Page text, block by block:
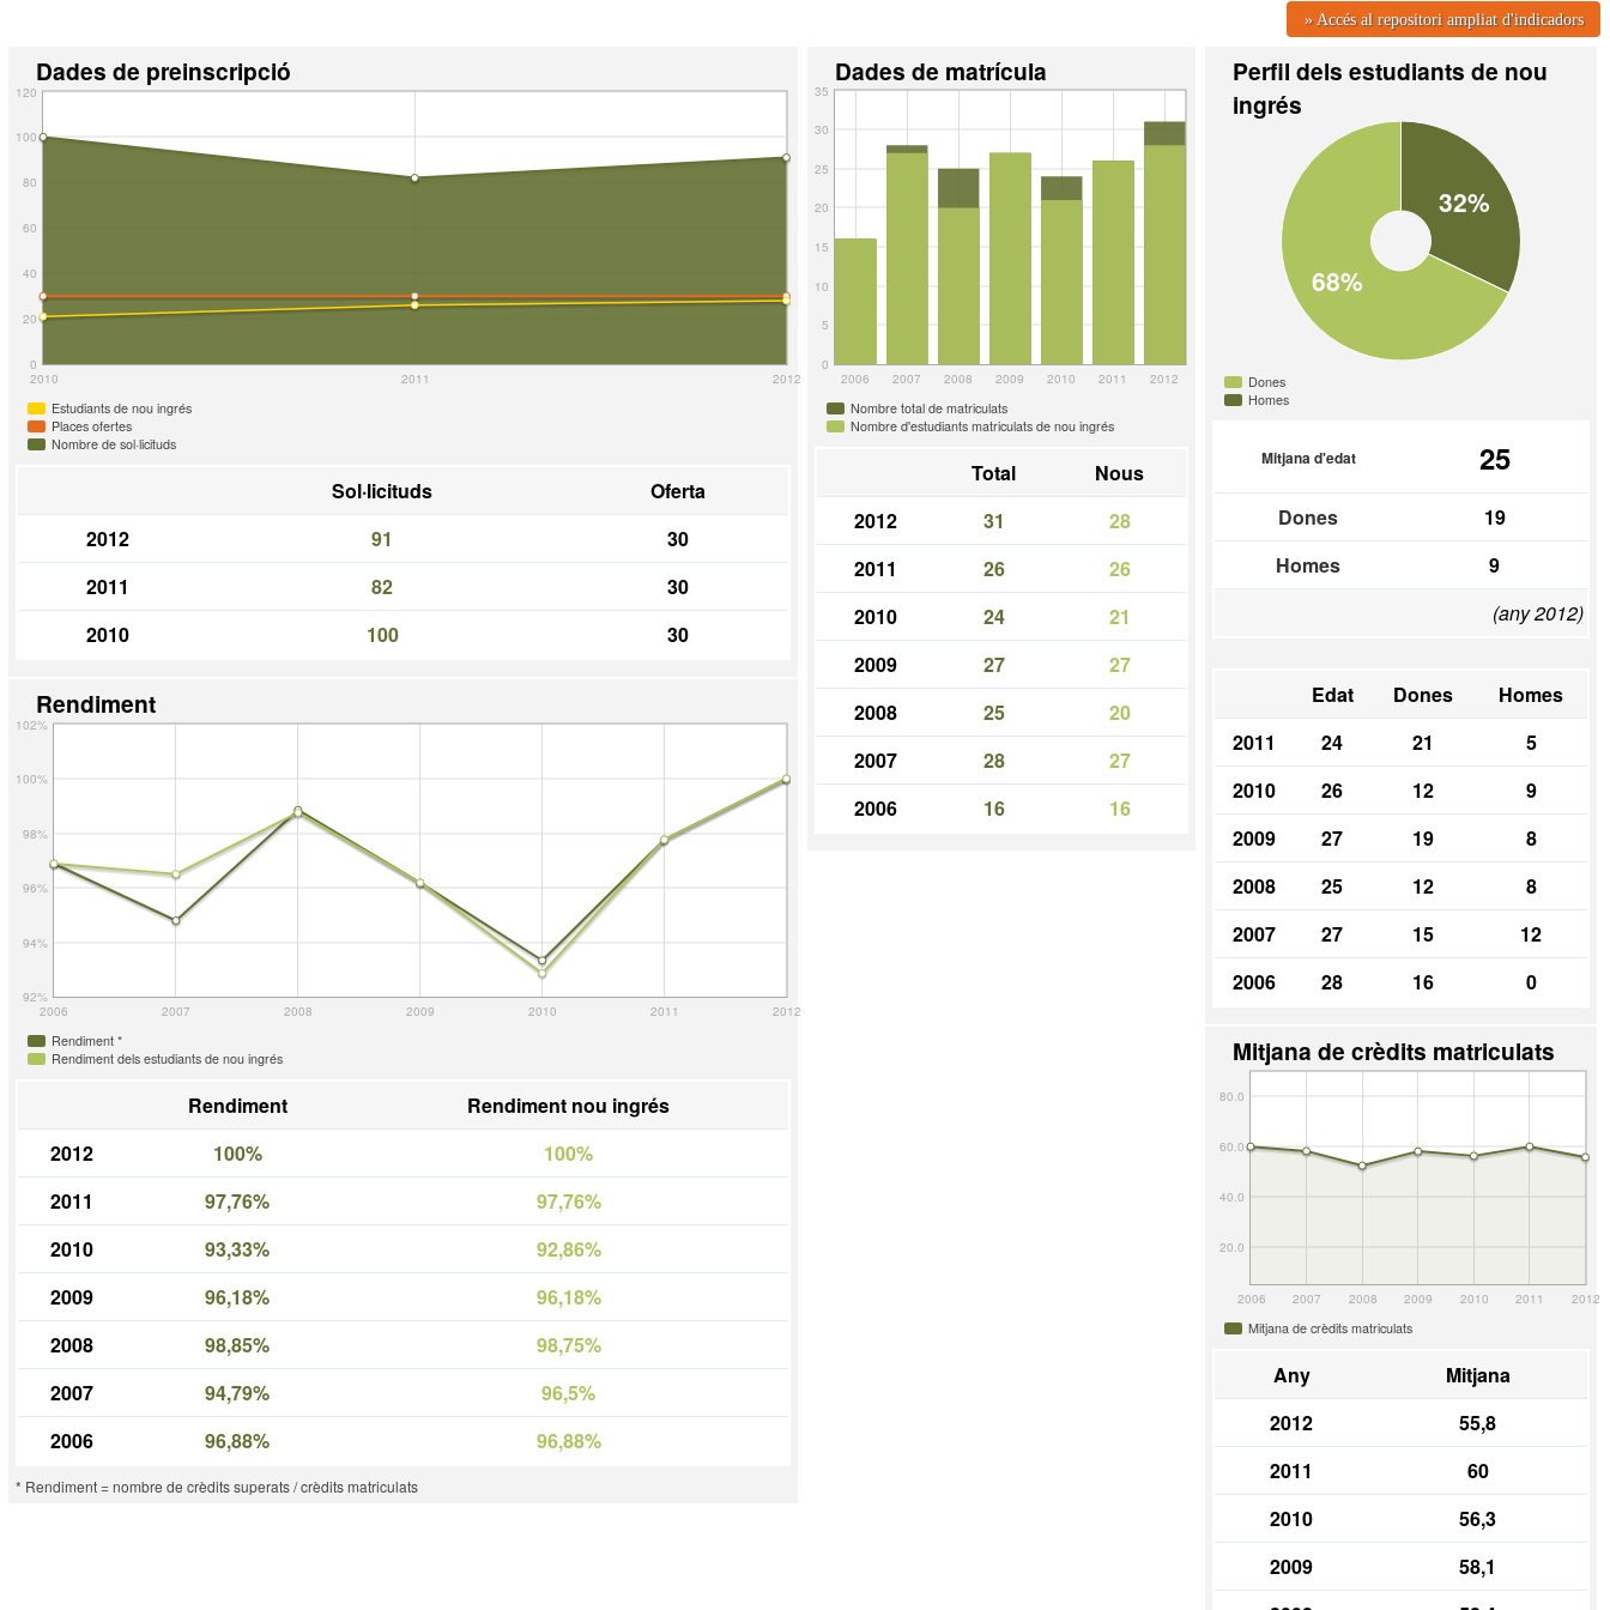
» Accés al repositori ampliat d'indicadors
Perfil dels estudiants de nou
ingrés
32%
68%
Dones
Homes
Mitjana d'edat 25
Dones
19
Homes
9
(any 2012)
Edat Dones
Homes
2011
24 21
5
2010
26 12
9
2009
27 19
8
2008
25 12
8
2007
27 15
12
2006
28 16 0
Mitjana de crèdits matriculats
2006 2007 2008 2009 2010 2011 2012
20.0
40.0
60.0
80.0
Mitjana de crèdits matriculats
Any
Mitjana
2012
55,8
2011
60
2010
56,3
2009
58,1
Dades de matrícula
2006 2007 2008 2009 2010 2011 2012
0
5
10
15
20
25
30
35
Nombre total de matriculats
Nombre d'estudiants matriculats de nou ingrés
Total
Nous
2012
31
28
2011
26
26
2010
24
21
2009
27
27
2008
25
20
2007
28
27
2006
16 16
Dades de preinscripció
2010 2011 2012
0
20
40
60
80
100
120
Estudiants de nou ingrés
Places ofertes
Nombre de sol·licituds
Sol·licituds
Oferta
2012
91
30
2011
82
30
2010
100 30
Rendiment
2006 2007 2008 2009 2010 2011 2012
92%
94%
96%
98%
100%
102%
Rendiment *
Rendiment dels estudiants de nou ingrés
Rendiment
Rendiment nou ingrés
2012
100%
100%
2011
97,76%
97,76%
2010
93,33%
92,86%
2009
96,18%
96,18%
2008
98,85%
98,75%
2007
94,79%
96,5%
2006
96,88% 96,88%
* Rendiment = nombre de crèdits superats / crèdits matriculats